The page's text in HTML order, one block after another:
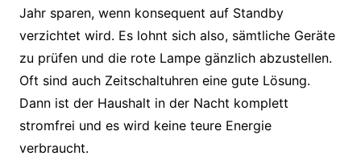
Jahr sparen, wenn konsequent auf Standby
verzichtet wird. Es lohnt sich also, sämtliche Geräte
zu prüfen und die rote Lampe gänzlich abzustellen.
Oft sind auch Zeitschaltuhren eine gute Lösung.
Dann ist der Haushalt in der Nacht komplett
stromfrei und es wird keine teure Energie
verbraucht.